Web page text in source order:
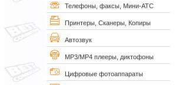
Телефоны, факсы, Мини-АТС
Принтеры, Сканеры, Копиры
Автозвук
MP3/MP4 плееры, диктофоны
Цифровые фотоаппараты